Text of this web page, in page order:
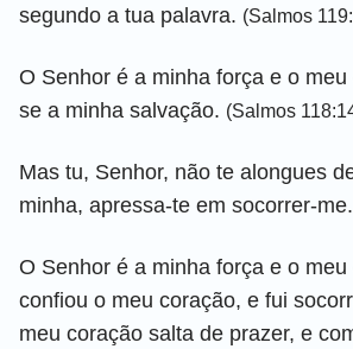
segundo a tua palavra. (Salmos
O Senhor é a minha força e o
se a minha salvação. (Salmos
Mas tu, Senhor, não te alongues
minha, apressa-te em socorrer-me.
O Senhor é a minha força e o
confiou o meu coração, e fui
meu coração salta de prazer, e